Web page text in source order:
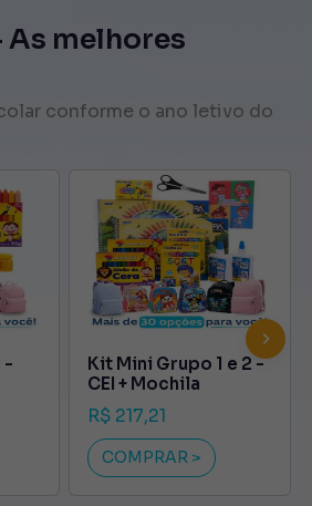
As melhores
conforme o ano letivo do
-
Kit Mini Grupo 1 e 2 -
CEI + Mochila
R$ 217,21
COMPRAR >